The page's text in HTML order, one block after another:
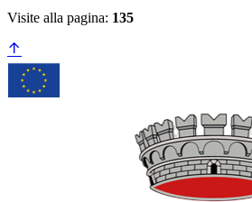
Visite alla pagina: 135